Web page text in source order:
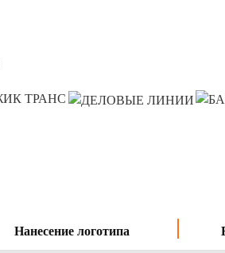
Нанесение логотипа